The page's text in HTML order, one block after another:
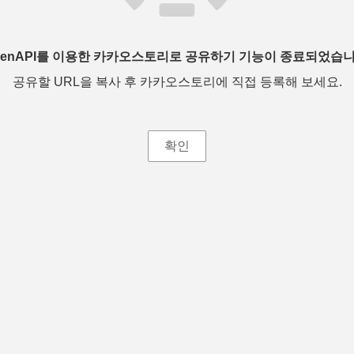
를 이용한 카카오스토리로 공유하기 기능이 종료되었습
공유할 URL을 복사 후 카카오스토리에 직접 등록해 보세요.
확인